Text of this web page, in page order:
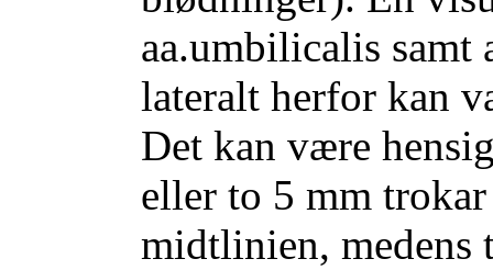
aa.umbilicalis samt
lateralt herfor kan
Det kan være
eller to 5 mm
midtlinien, medens